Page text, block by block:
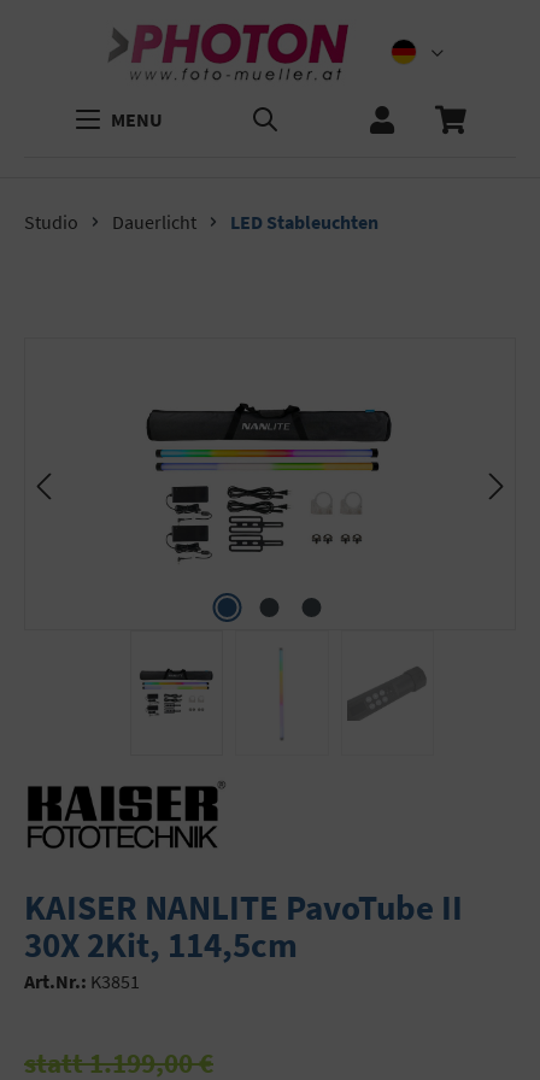
MENU
Studio Dauerlicht LED Stableuchten
KAISER NANLITE PavoTube II
30X 2Kit, 114,5cm
Art.Nr.: K3851
statt 1.199,00 €